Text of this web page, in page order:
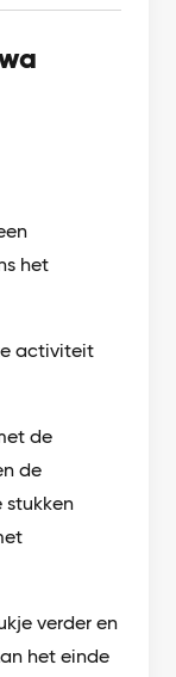
het
activiteit
de
de
stukken
verder en
het einde